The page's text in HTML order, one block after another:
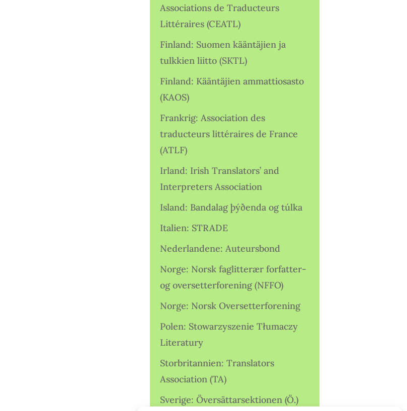
Associations de Traducteurs
Littéraires (CEATL)
Finland: Suomen kääntäjien ja
tulkkien liitto (SKTL)
Finland: Kääntäjien ammattiosasto
(KAOS)
Frankrig: Association des
traducteurs littéraires de France
(ATLF)
Irland: Irish Translators’ and
Interpreters Association
Island: Bandalag þýðenda og túlka
Italien: STRADE
Nederlandene: Auteursbond
Norge: Norsk faglitterær forfatter-
og oversetterforening (NFFO)
Norge: Norsk Oversetterforening
Polen: Stowarzyszenie Tłumaczy
Literatury
Storbritannien: Translators
Association (TA)
Sverige: Översättarsektionen (Ö.)